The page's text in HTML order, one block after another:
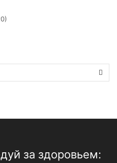
за здоровьем: